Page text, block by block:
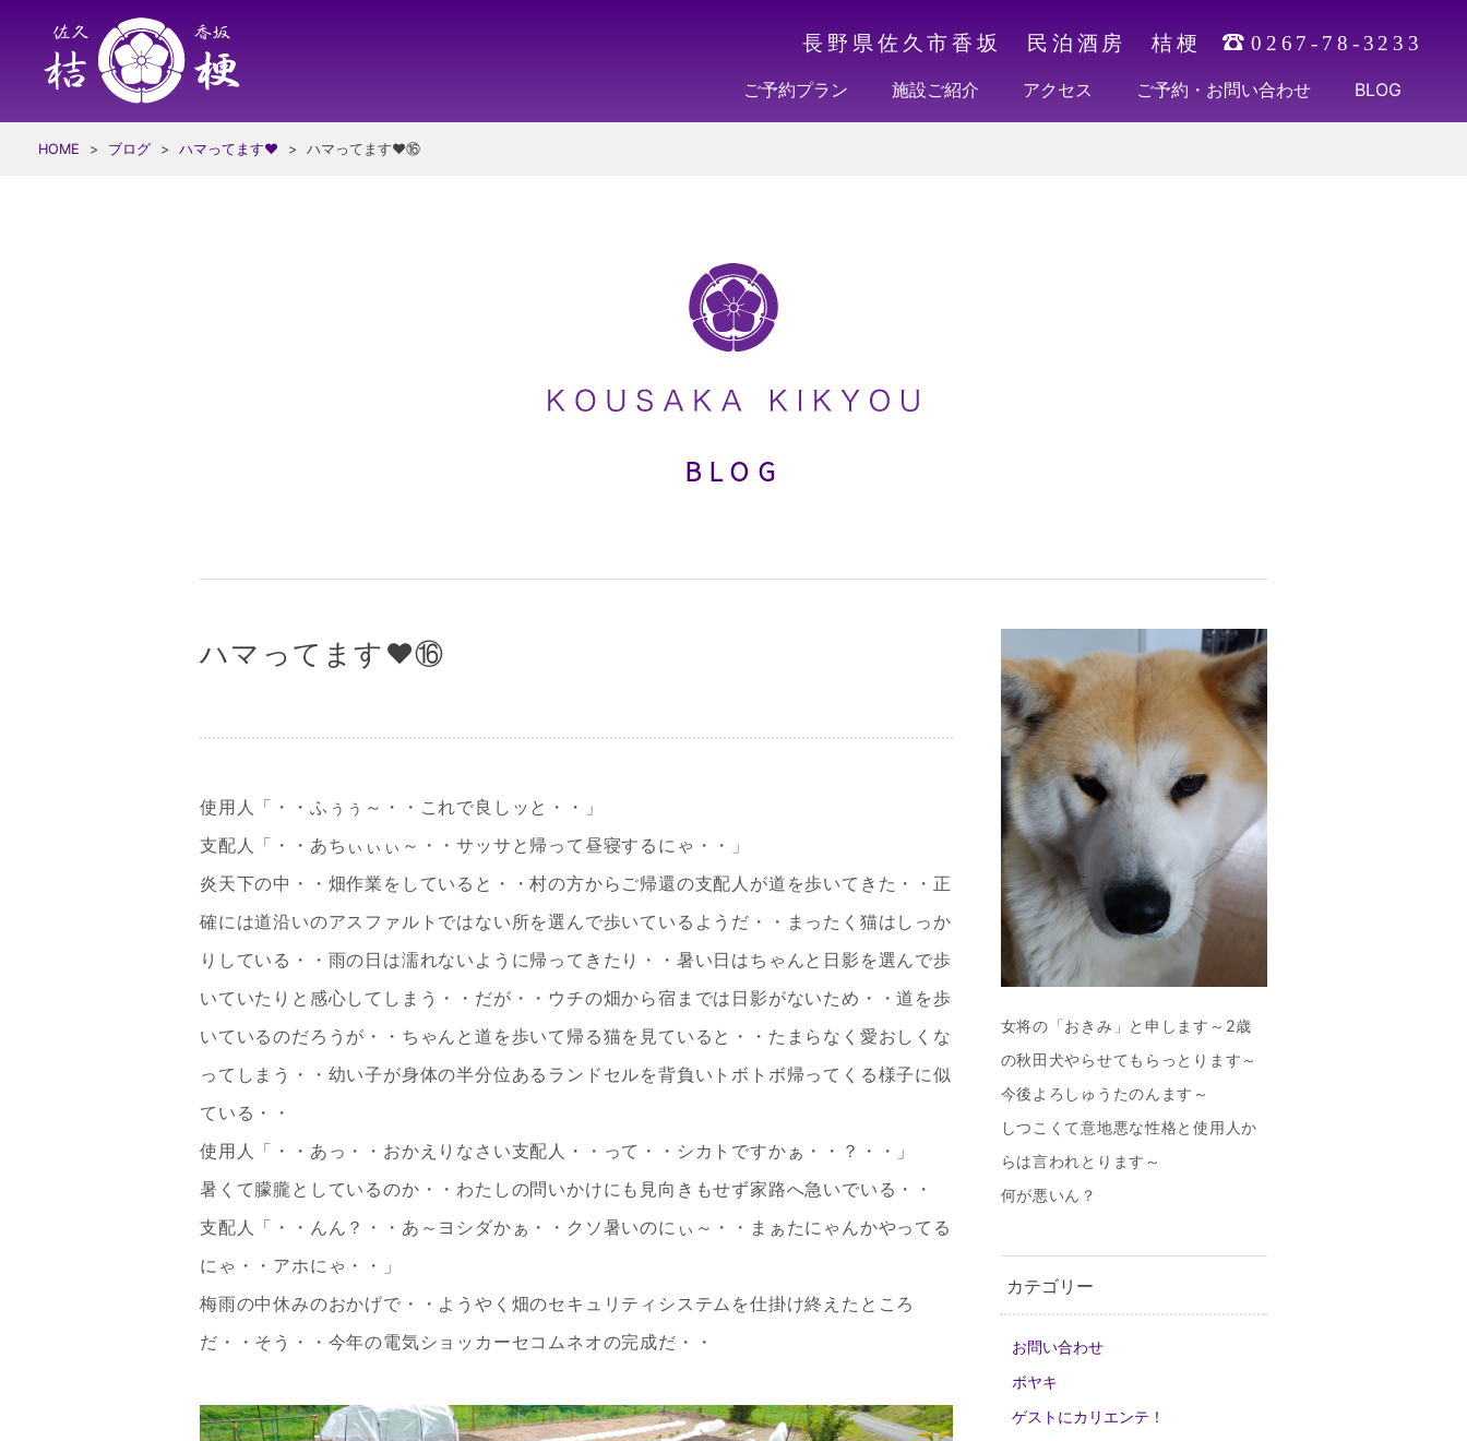
content
長野県佐久市香坂 民泊酒房 桔梗 0267-78-3233
ご予約プラン 施設ご紹介 アクセス ご予約・お問い合わせ BLOG
HOME > ブログ > ハマってます❤ > ハマってます❤⑯
BLOG
ハマってます❤⑯
使用人「・・ふぅぅ～・・これで良しッと・・」
支配人「・・あちぃぃぃ～・・サッサと帰って昼寝するにゃ・・」
炎天下の中・・畑作業をしていると・・村の方からご帰還の支配人が道を歩いてきた・・正
確には道沿いのアスファルトではない所を選んで歩いているようだ・・まったく猫はしっか
りしている・・雨の日は濡れないように帰ってきたり・・暑い日はちゃんと日影を選んで歩
いていたりと感心してしまう・・だが・・ウチの畑から宿までは日影がないため・・道を歩
いているのだろうが・・ちゃんと道を歩いて帰る猫を見ていると・・たまらなく愛おしくな
ってしまう・・幼い子が身体の半分位あるランドセルを背負いトボトボ帰ってくる様子に似
ている・・
使用人「・・あっ・・おかえりなさい支配人・・って・・シカトですかぁ・・？・・」
暑くて朦朧としているのか・・わたしの問いかけにも見向きもせず家路へ急いでいる・・
支配人「・・んん？・・あ～ヨシダかぁ・・クソ暑いのにぃ～・・まぁたにゃんかやってる
にゃ・・アホにゃ・・」
梅雨の中休みのおかげで・・ようやく畑のセキュリティシステムを仕掛け終えたところ
だ・・そう・・今年の電気ショッカーセコムネオの完成だ・・
女将の「おきみ」と申します～2歳
の秋田犬やらせてもらっとります～
今後よろしゅうたのんます～
しつこくて意地悪な性格と使用人か
らは言われとります～
何が悪いん？
カテゴリー
お問い合わせ
ボヤキ
ゲストにカリエンテ！